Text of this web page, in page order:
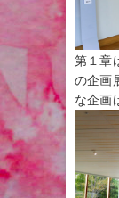
第１章
の企画
な企画